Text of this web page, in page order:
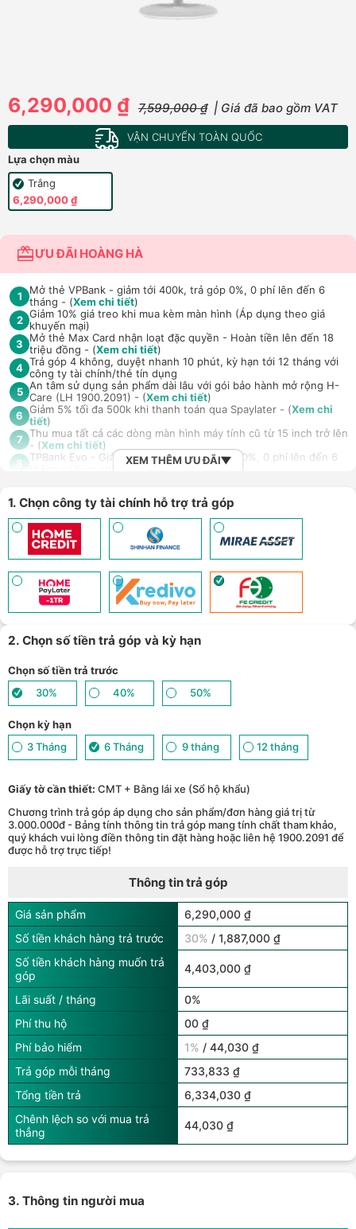
6,290,000 ₫ 7,599,000 ₫ | Giá đã bao gồm VAT
VẬN CHUYỂN TOÀN QUỐC
Lựa chọn màu
Trắng
6,290,000 ₫
ƯU ĐÃI HOÀNG HÀ
1
Mở thẻ VPBank - giảm tới 400k, trả góp 0%, 0 phí lên đến 6
tháng - (Xem chi tiết)
2 Giảm 10% giá treo khi mua kèm màn hình (Áp dụng theo giá
khuyến mại)
3
Mở thẻ Max Card nhận loạt đặc quyền - Hoàn tiền lên đến 18
triệu đồng - (Xem chi tiết)
4 Trả góp 4 không, duyệt nhanh 10 phút, kỳ hạn tới 12 tháng với
công ty tài chính/thẻ tín dụng
5 An tâm sử dụng sản phẩm dài lâu với gói bảo hành mở rộng H-
Care (LH 1900.2091) - (Xem chi tiết)
6 Giảm 5% tối đa 500k khi thanh toán qua Spaylater - (Xem chi
tiết)
7
Thu mua tất cả các dòng màn hình máy tính cũ từ 15 inch trở lên
- (Xem chi tiết)
8
TPBank Evo - Giảm đến 500.000đ, trả góp 0%, 0 phí lên đến 6
10 Nhận báo giá tốt nhất cho khách hàng doanh nghiệp B2B khi
mua số lượng lớn - (Xem chi tiết)
XEM THÊM ƯU ĐÃI
1. Chọn công ty tài chính hỗ trợ trả góp
2. Chọn số tiền trả góp và kỳ hạn
Chọn số tiền trả trước
30%
40% 50%
Chọn kỳ hạn
3 Tháng
6 Tháng 9 tháng 12 tháng
Giấy tờ cần thiết: CMT + Bằng lái xe (Sổ hộ khẩu)
Chương trình trả góp áp dụng cho sản phẩm/đơn hàng giá trị từ
3.000.000đ - Bảng tính thông tin trả góp mang tính chất tham khảo,
quý khách vui lòng điền thông tin đặt hàng hoặc liên hệ 1900.2091 để
được hỗ trợ trực tiếp!
Thông tin trả góp
Giá sản phẩm
6,290,000 ₫
Số tiền khách hàng trả trước
30% / 1,887,000 ₫
Số tiền khách hàng muốn trả
góp
4,403,000 ₫
Lãi suất / tháng
0%
Phí thu hộ
00 ₫
Phí bảo hiểm
1% / 44,030 ₫
Trả góp mỗi tháng
733,833 ₫
Tổng tiền trả
6,334,030 ₫
Chênh lệch so với mua trả
thẳng
44,030 ₫
3. Thông tin người mua